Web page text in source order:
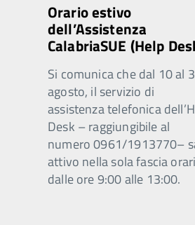
Orario estivo
dell’Assistenza
CalabriaSUE (Help
Si comunica che dal 10 al
agosto, il servizio di
assistenza telefonica
Desk – raggiungibile al
numero 0961/1913770–
attivo nella sola fascia
dalle ore 9:00 alle 13:00.